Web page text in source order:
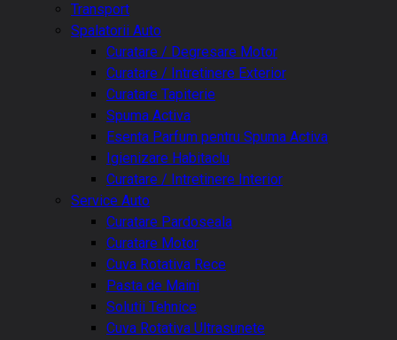
Transport
Spalatorii Auto
Curatare / Degresare Motor
Curatare / Intretinere Exterior
Curatare Tapiterie
Spuma Activa
Esenta Parfum pentru Spuma Activa
Igienizare Habitaclu
Curatare / Intretinere Interior
Service Auto
Curatare Pardoseala
Curatare Motor
Cuva Rotativa Rece
Pasta de Maini
Solutii Tehnice
Cuva Rotativa Ultrasunete